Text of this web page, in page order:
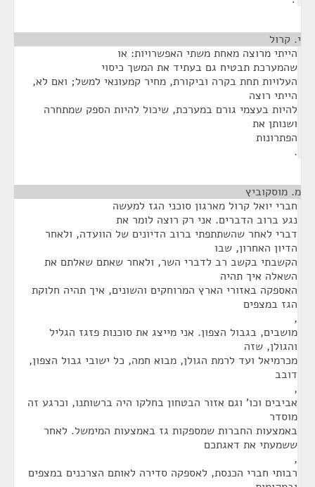
י. קרול
הייתי מרוצה מאחת משתי האפשרויות: או
שהמערכת תבטיח גם בעתיד את המשך כיסוי
העלויות תחת בקרה וביקורת, מחיר קמעונאי למשל; ואם לא,
הייתי רוצה
להיות בעצמי גורם במערכת, שיכול להיות הספק שמתחרה
ושנותן את
הפתרונות
.
מ. מוסקוביץ
חברי יואל קרול מארגון סוכני הגז למעשה
נגע ברוב הדברים. אני רק רוצה לומר את
דברי לאחר שהשתתפתי ברוב הדיונים של הוועדה, ולאחר
הדיון האחרון, שבו
הקשבתי בקשב רב לדברי השר, ולאחר שאתם שאלתם את
השאלה איך תהיה
האספקה באזורי הארץ המרוחקים והשונים, איך תהיה חלוקת
הגז במצפים
,
מושבים, בגבול הצפון. אני מייצג את סוכנות פזגז הגליל
והגולן, שזה
מכרמיאל ועד לרמת הגולן, מבוא חמה, כל ישובי גבול הצפון,
דובב
,
אביבים וכו' וגם אזור הבטחון בחלקו היה ברשותנו, וכרגע זה
מוסדר
באמצעות החברות שמספקות גז באמצעות המימשל. לאחר
ששמעתי את דאגתכם
,
רבותי חברי הכנסת, לאספקה סדירה לאותם הצרכנים במצפים